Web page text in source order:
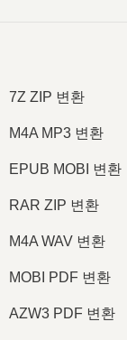
7Z ZIP 변환
M4A MP3 변환
EPUB MOBI 변환
RAR ZIP 변환
M4A WAV 변환
MOBI PDF 변환
AZW3 PDF 변환